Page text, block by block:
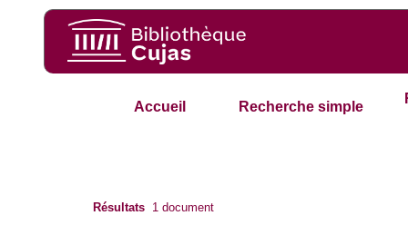
Accueil Recherche simple
Résultats 1 document